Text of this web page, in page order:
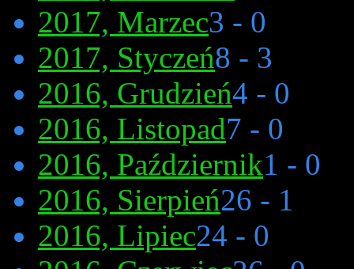
2017, Marzec3 - 0
2017, Styczeń8 - 3
2016, Grudzień4 - 0
2016, Listopad7 - 0
2016, Październik1 - 0
2016, Sierpień26 - 1
2016, Lipiec24 - 0